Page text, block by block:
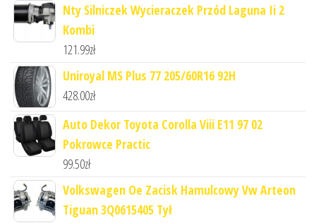
Nty Silniczek Wycieraczek Przód Laguna Ii 2
Kombi
121.99zł
Uniroyal MS Plus 77 205/60R16 92H
428.00zł
Auto Dekor Toyota Corolla Viii E11 97 02
Pokrowce Practic
99.50zł
Volkswagen Oe Zacisk Hamulcowy Vw Arteon
Tiguan 3Q0615405 Tył